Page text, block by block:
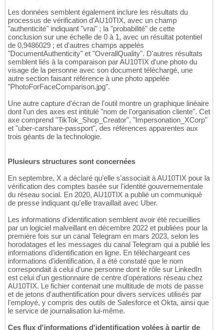
Les données semblent également inclure les résultats du
processus de vérification d'AU10TIX, avec un champ
"authenticité" indiquant "vrai" ; la "probabilité" de cette
conclusion sur une échelle de 0 à 1, avec un résultat potentiel
de 0,9486029 ; et d'autres champs appelés
"DocumentAuthenticity" et "OverallQuality". D'autres résultats
semblent liés à la comparaison par AU10TIX d'une photo du
visage de la personne avec son document téléchargé, une
autre section faisant référence à une photo appelée
"PhotoForFaceComparison.jpg".
Une autre capture d'écran de l'outil montre un graphique linéaire
dont l'un des axes est intitulé "nom de l'organisation cliente". Cet
axe comprend "TikTok_Shop_Creator", "Impersonation_XCorp"
et "uber-carshare-passport", des références apparentes aux
trois géants de la technologie.
Plusieurs structures sont concernées
En septembre, X a déclaré qu'elle s'associait à AU10TIX pour la
vérification des comptes basée sur l'identité gouvernementale
du réseau social. En 2020, AU10TIX a publié un communiqué
de presse indiquant qu'elle travaillait avec Uber.
Les informations d'identification semblent avoir été recueillies
par un logiciel malveillant en décembre 2022 et publiées pour la
première fois sur un canal Telegram en mars 2023, selon les
horodatages et les messages du canal Telegram qui a publié les
informations d'identification en ligne. En téléchargeant ces
informations d'identification, il a été constaté que le nom
correspondait à celui d'une personne dont le rôle sur LinkedIn
est celui d'un gestionnaire de centre d'opérations réseau chez
AU10TIX. Le fichier contenait une multitude de mots de passe
et de jetons d'authentification pour divers services utilisés par
l'employé, y compris des outils de Salesforce et Okta, ainsi que
le service de journalisation lui-même.
Ces flux d'informations d'identification volées à partir de